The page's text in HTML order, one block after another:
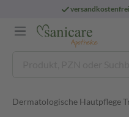
versandkostenfrei
Dermatologische Hautpflege